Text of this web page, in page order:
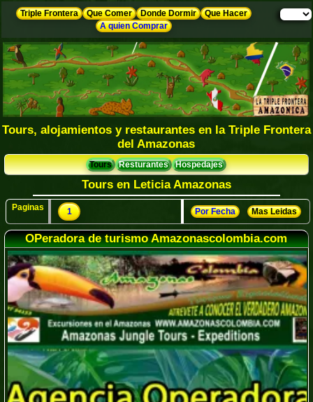
Triple Frontera Que Comer Donde Dormir
Que Hacer
A quien Comprar
Tours, alojamientos y restaurantes en la Triple Frontera
del Amazonas
Tours Resturantes Hospedajes
Tours en Leticia Amazonas
Paginas 1 Por Fecha Mas Leidas
OPeradora de turismo Amazonascolombia.com